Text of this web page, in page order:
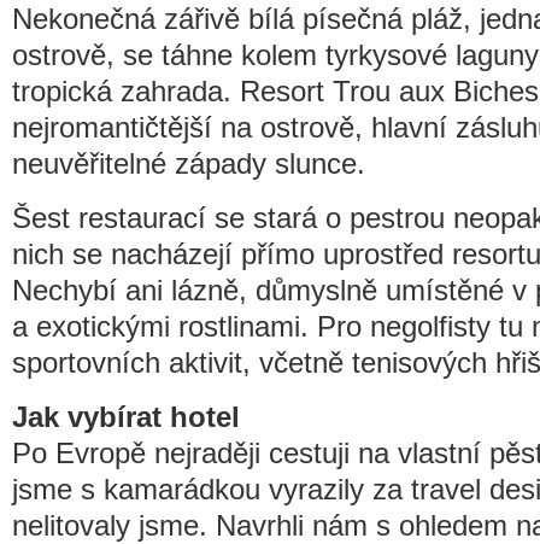
Nekonečná zářivě bílá písečná pláž,
ostrově, se táhne kolem tyrkysové
tropická zahrada. Resort Trou aux
nejromantičtější na ostrově, hlavní
neuvěřitelné západy slunce.
Šest restaurací se stará o pestrou
nich se nacházejí přímo uprostřed
Nechybí ani lázně, důmyslně umístěné v
a exotickými rostlinami. Pro negolfisty tu
sportovních aktivit, včetně tenisových
Jak vybírat hotel
Po Evropě nejraději cestuji na vlastní
jsme s kamarádkou vyrazily za travel
nelitovaly jsme. Navrhli nám s ohledem